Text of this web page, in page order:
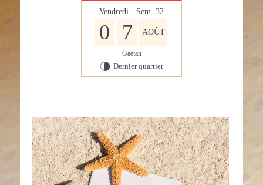
Vendredi - Sem. 32
0 7 AOÛT
Gaétan
U Dernier quartier